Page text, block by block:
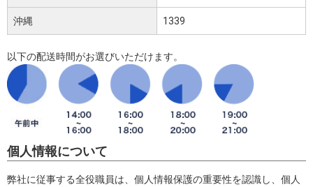
沖縄 1339
以下の配送時間がお選びいただけます。
個人情報について
弊社に従事する全役職員は、個人情報保護の重要性を認識し、個人